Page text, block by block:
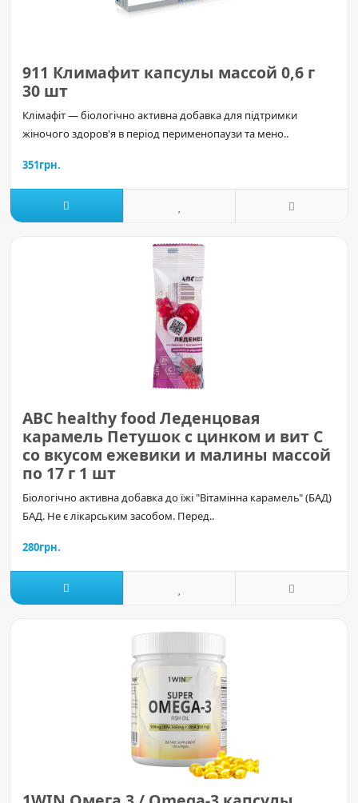
911 Климафит капсулы массой 0,6 г
30 шт
Клімафіт — біологічно активна добавка для підтримки
жіночого здоров'я в період перименопаузи та мено..
351грн.
ABC healthy food Леденцовая
карамель Петушок с цинком и вит С
со вкусом ежевики и малины массой
по 17 г 1 шт
Біологічно активна добавка до їжі "Вітамінна карамель" (БАД)
БАД. Не є лікарським засобом. Перед..
280грн.